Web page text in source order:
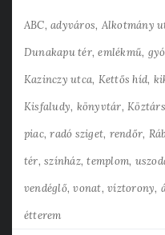
ABC adyváros Alkotmány
Dunakapu tér emlékmű
Kazinczy utca Kettős híd
Kisfaludy könyvtár
piac radó sziget rendőr
tér színház templom
vendéglő vonat víztorony
étterem